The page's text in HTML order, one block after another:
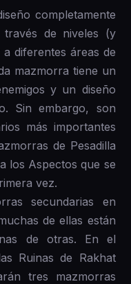
completamente
través de niveles (y
diferentes áreas de
mazmorra tiene un
y un diseño
Sin embargo, son
más importantes
de Pesadilla
los Aspectos que se
vez.
secundarias en
de ellas están
de otras. En el
Ruinas de Rakhat
tres mazmorras